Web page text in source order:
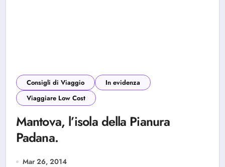
Consigli di Viaggio
In evidenza
Viaggiare Low Cost
Mantova, l’isola della Pianura
Padana.
Mar 26, 2014